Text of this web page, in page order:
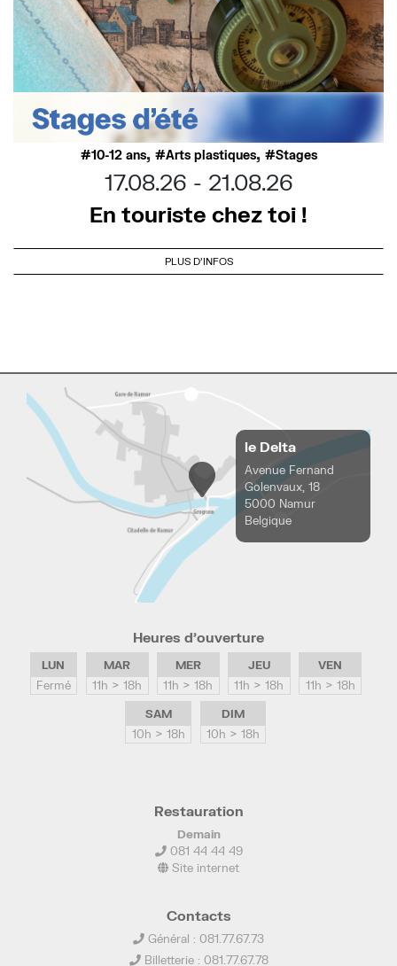
10-12 ans, Arts plastiques, Stages
17.08.26
21.08.26
En touriste chez toi !
PLUS D'INFOS
le Delta
Avenue Fernand
Golenvaux, 18
5000 Namur
Belgique
Heures d’ouverture
LUN
Fermé
MAR
11h > 18h
MER
11h > 18h
JEU
11h > 18h
VEN
11h > 18h
SAM
10h > 18h
DIM
10h > 18h
Restauration
Demain
081 44 44 49
Site internet
Contacts
Général : 081.77.67.73
Billetterie : 081.77.67.78